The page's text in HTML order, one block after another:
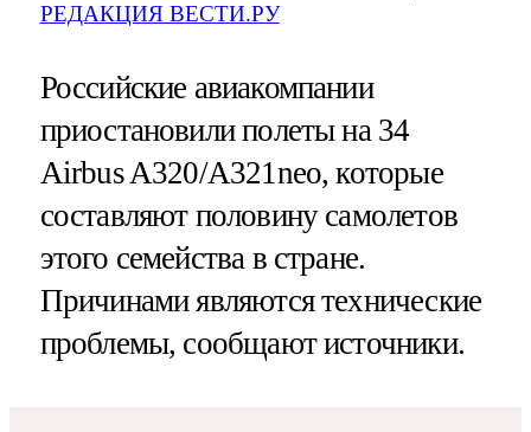
РЕДАКЦИЯ ВЕСТИ.РУ
Российские авиакомпании
приостановили полеты на 34
Airbus A320/А321neo, которые
составляют половину самолетов
этого семейства в стране.
Причинами являются технические
проблемы, сообщают источники.